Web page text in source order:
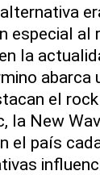
alternativa
especial al
la
abarca
el
la New
el país